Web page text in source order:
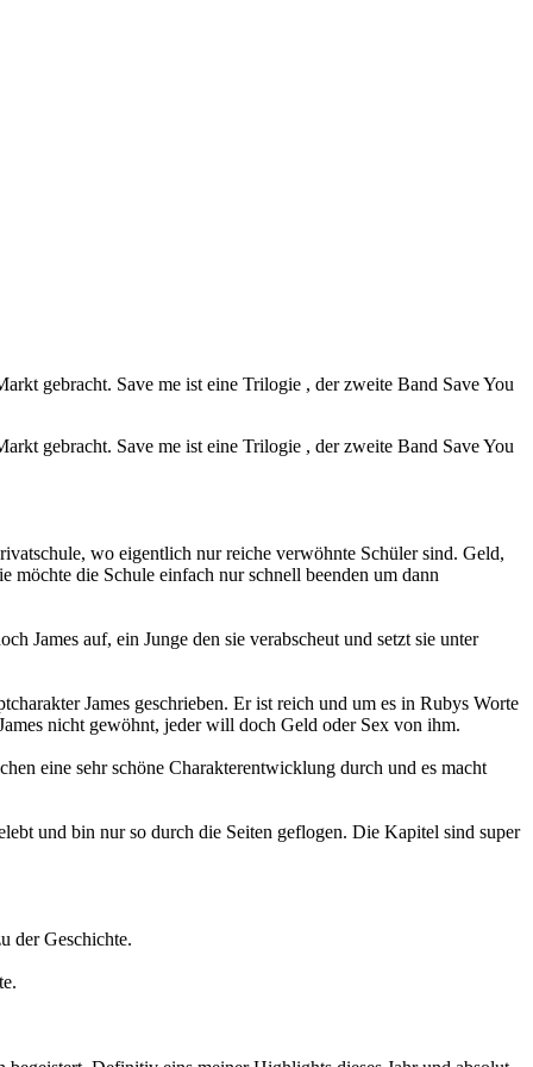
gebracht. Save me ist eine Trilogie , der zweite Band Save You
gebracht. Save me ist eine Trilogie , der zweite Band Save You
wo eigentlich nur reiche verwöhnte Schüler sind. Geld,
die Schule einfach nur schnell beenden um dann
James auf, ein Junge den sie verabscheut und setzt sie unter
James geschrieben. Er ist reich und um es in Rubys Worte
nicht gewöhnt, jeder will doch Geld oder Sex von ihm.
eine sehr schöne Charakterentwicklung durch und es macht
und bin nur so durch die Seiten geflogen. Die Kapitel sind super
der Geschichte.